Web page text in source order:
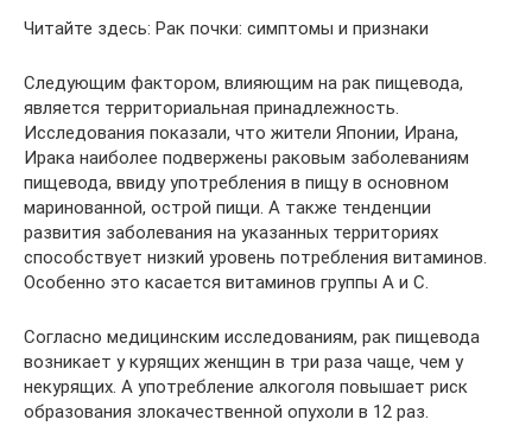
Читайте здесь: Рак почки: симптомы и признаки
Следующим фактором, влияющим на рак пищевода,
является территориальная принадлежность.
Исследования показали, что жители Японии, Ирана,
Ирака наиболее подвержены раковым заболеваниям
пищевода, ввиду употребления в пищу в основном
маринованной, острой пищи. А также тенденции
развития заболевания на указанных территориях
способствует низкий уровень потребления витаминов.
Особенно это касается витаминов группы А и С.
Согласно медицинским исследованиям, рак пищевода
возникает у курящих женщин в три раза чаще, чем у
некурящих. А употребление алкоголя повышает риск
образования злокачественной опухоли в 12 раз.